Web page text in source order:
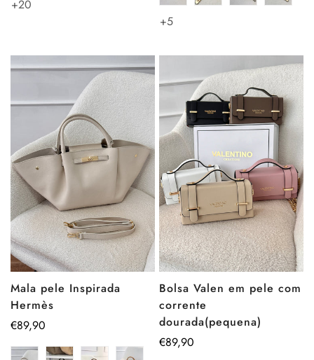
+20
+5
Mala pele Inspirada
Hermès
Preço
€89,90
Bolsa Valen em pele com
corrente
dourada(pequena)
Preço
€89,90